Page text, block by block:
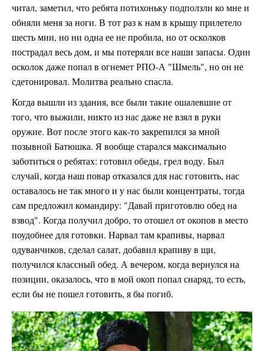
читал, заметил, что ребята потихоньку подползли ко мне и
обняли меня за ноги. В тот раз к нам в крышу прилетело
шесть мин, но ни одна ее не пробила, но от осколков
пострадал весь дом, и мы потеряли все наши запасы. Один
осколок даже попал в огнемет РПО-А "Шмель", но он не
сдетонировал. Молитва реально спасла.
Когда вышли из здания, все были такие ошалевшие от
того, что выжили, никто из нас даже не взял в руки
оружие. Вот после этого как-то закрепился за мной
позывной Батюшка. Я вообще старался максимально
заботиться о ребятах: готовил обеды, грел воду. Был
случай, когда наш повар отказался для нас готовить, нас
оставалось не так много и у нас были концентраты, тогда
сам предложил командиру: "Давай приготовлю обед на
взвод". Когда получил добро, то отошел от окопов в место
поудобнее для готовки. Нарвал там крапивы, нарвал
одуванчиков, сделал салат, добавил крапиву в щи,
получился классный обед. А вечером, когда вернулся на
позиции, оказалось, что в мой окоп попал снаряд, то есть,
если бы не пошел готовить, я бы погиб.